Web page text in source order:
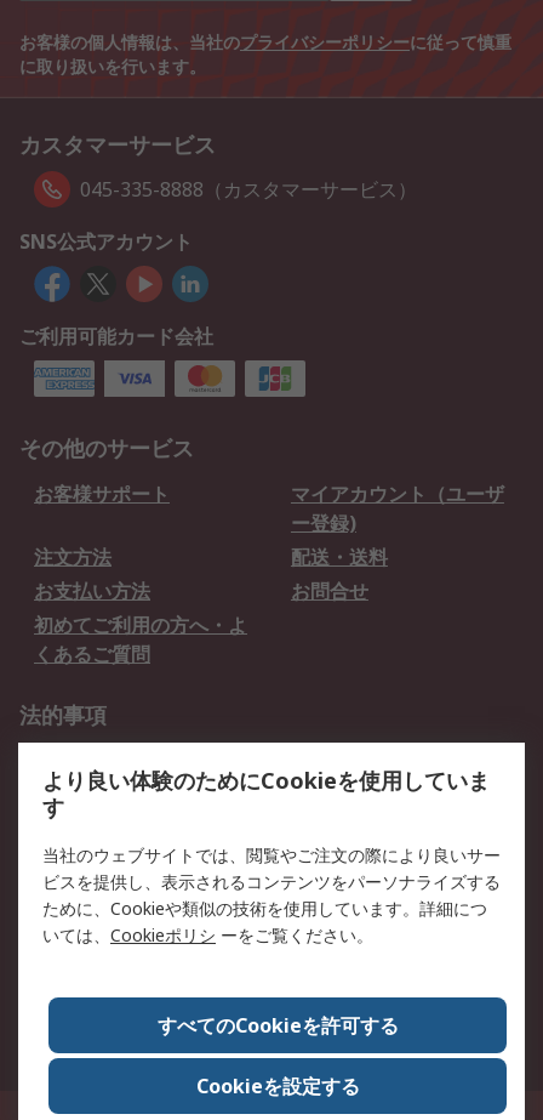
お客様の個人情報は、当社のプライバシーポリシーに従って慎重
に取り扱いを行います。
カスタマーサービス
045-335-8888（カスタマーサービス）
SNS公式アカウント
ご利用可能カード会社
その他のサービス
お客様サポート
マイアカウント（ユーザ
ー登録)
注文方法
配送・送料
お支払い方法
お問合せ
初めてご利用の方へ・よ
くあるご質問
法的事項
クッキーポリシー
RSについて
会社概要
採用情報
プレスリリース＆お知ら
コーポレートサイト
全世界のRS
RSの歴史
ESGへの取り組み（英語）
認証について
〒240-0005 神奈川県横浜市保土ヶ谷区神戸町134番地 横浜ビジネスパーク ウ
より良い体験のためにCookieを使用していま
す
当社のウェブサイトでは、閲覧やご注文の際により良いサー
ビスを提供し、表示されるコンテンツをパーソナライズする
ために、Cookieや類似の技術を使用しています。詳細につ
いては、 Cookieポリシ ーをご覧ください。
すべてのCookieを許可する
Cookieを設定する